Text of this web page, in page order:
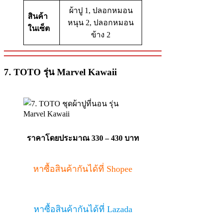
สินค้า
ในเซ็ต
ผ้าปู 1, ปลอกหมอน
หนุน 2, ปลอกหมอน
ข้าง 2
7. TOTO รุ่น Marvel Kawaii
ราคาโดยประมาณ 330 – 430 บาท
หาซื้อสินค้ากันได้ที่ Shopee
หาซื้อสินค้ากันได้ที่ Lazada